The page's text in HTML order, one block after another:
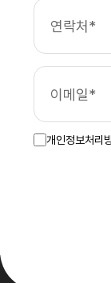
개인정보처리